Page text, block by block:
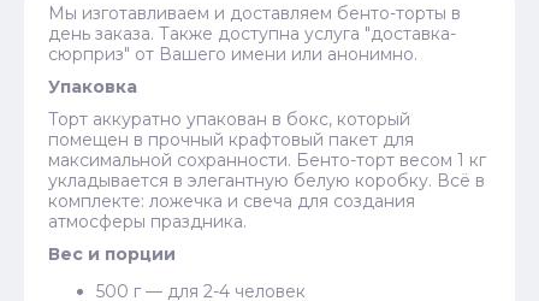
Мы изготавливаем и доставляем бенто-торты в
день заказа. Также доступна услуга "доставка-
сюрприз" от Вашего имени или анонимно.
Упаковка
Торт аккуратно упакован в бокс, который
помещен в прочный крафтовый пакет для
максимальной сохранности. Бенто-торт весом 1 кг
укладывается в элегантную белую коробку. Всё в
комплекте: ложечка и свеча для создания
атмосферы праздника.
Вес и порции
500 г — для 2-4 человек